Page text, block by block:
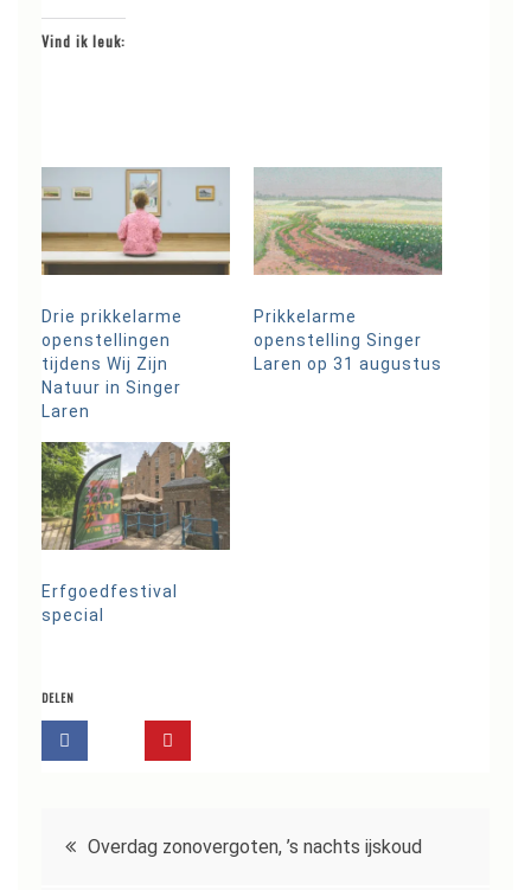
Vind ik leuk:
Drie prikkelarme
openstellingen
tijdens Wij Zijn
Natuur in Singer
Laren
Prikkelarme
openstelling Singer
Laren op 31 augustus
Erfgoedfestival
special
DELEN
Bericht
Overdag zonovergoten, ’s nachts ijskoud